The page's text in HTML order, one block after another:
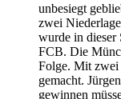
unbesiegt
zwei
wurde in dieser
FCB. Die
Folge. Mit zwei
gemacht.
gewinnen